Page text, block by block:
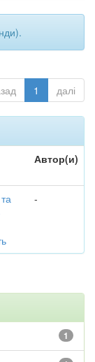
1 далі
Автор(и)
-
1